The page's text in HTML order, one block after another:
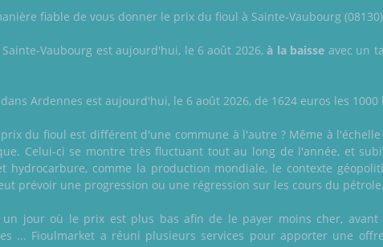
fiable de vous donner le prix du fioul à Sainte-Vaubourg
Vaubourg est aujourd'hui, le 6 août 2026,à la baisse avec un
Ardennes est aujourd'hui, le 6 août 2026, de 1624 euros les
du fioul est différent d'une commune à l'autre ? Même à
Celui-ci se montre très fluctuant tout au long de l'année, et
hydrocarbure, comme la production mondiale, le contexte
prévoir une progression ou une régression sur les cours du pétrole.
un jour où le prix est plus bas afin de le payer moins cher,
... Fioulmarket a réuni plusieurs services pour apporter une